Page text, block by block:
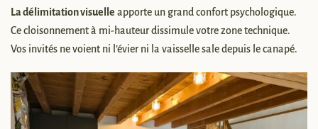
La délimitation visuelle apporte un grand confort psychologique.
Ce cloisonnement à mi-hauteur dissimule votre zone technique.
Vos invités ne voient ni l’évier ni la vaisselle sale depuis le canapé.